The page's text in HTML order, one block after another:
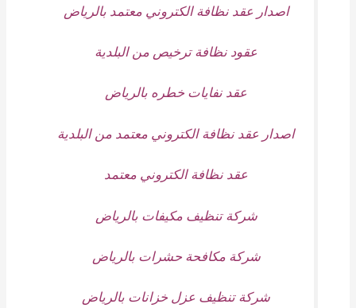
اصدار عقد نظافة الكتروني معتمد بالرياض
عقود نظافة ترخيص من البلدية
عقد نفايات خطره بالرياض
اصدار عقد نظافة الكتروني معتمد من البلدية
عقد نظافة الكتروني معتمد
شركة تنظيف مكيفات بالرياض
شركة مكافحة حشرات بالرياض
شركة تنظيف عزل خزانات بالرياض